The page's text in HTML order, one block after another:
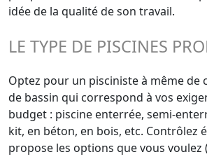
idée de la qualité de son travail.
LE TYPE DE PISCINES
Optez pour un pisciniste à même de
de bassin qui correspond à vos
budget : piscine enterrée, semi-
kit, en béton, en bois, etc. Contrôlez
propose les options que vous voulez